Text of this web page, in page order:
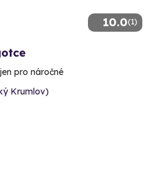
10.0(1)
pro náročné
Krumlov)